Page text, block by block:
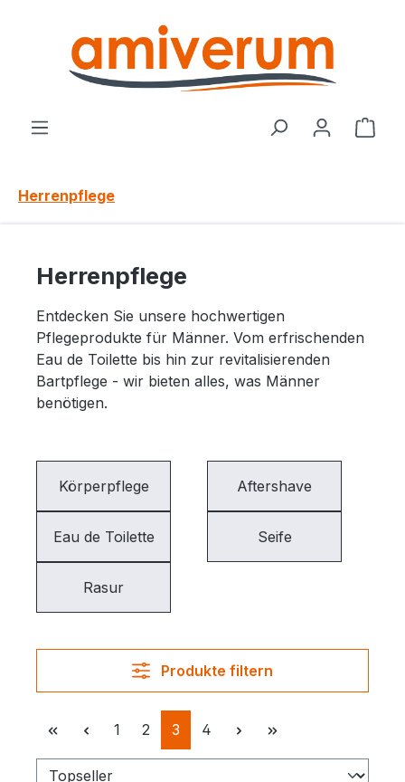
Zum Hauptinhalt springen
Herrenpflege
Herrenpflege
Entdecken Sie unsere hochwertigen
Pflegeprodukte für Männer. Vom erfrischenden
Eau de Toilette bis hin zur revitalisierenden
Bartpflege - wir bieten alles, was Männer
benötigen.
Körperpflege Aftershave
Eau de Toilette Seife
Rasur
Produkte filtern
Seite
1 Seite
2 Seite
3 Seite
4